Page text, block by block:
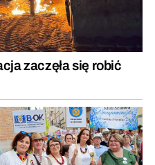
zaczęła się robić